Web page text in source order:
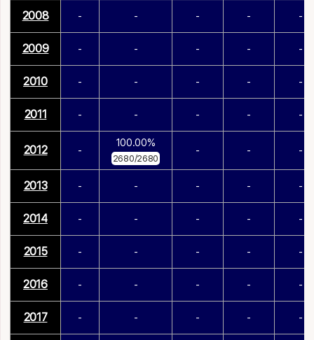
2008 - - - - -
2009 - - - - -
2010 - - - - -
2011 - - - - -
2012 -
100.00%
2680/2680
- - -
2013 - - - - -
2014 - - - - -
2015 - - - - -
2016 - - - - -
2017 - - - - -